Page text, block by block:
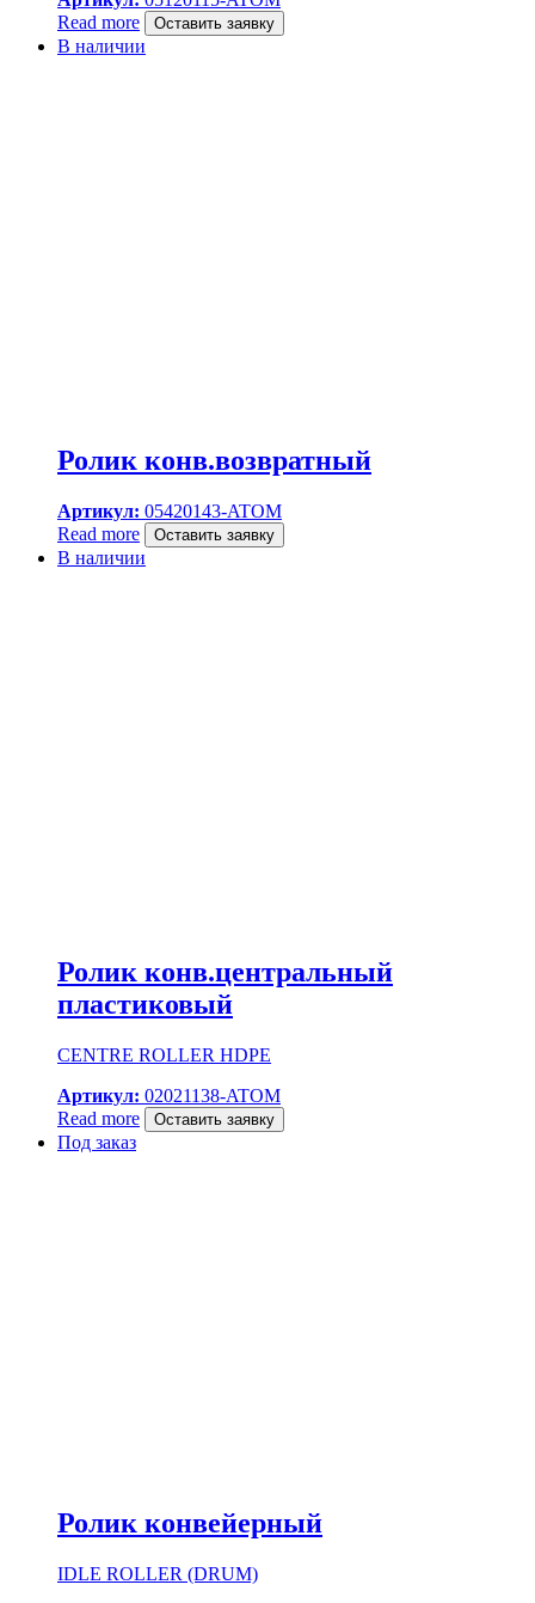
Read more
Оставить заявку
В наличии
Ролик конв.возвратный
Артикул: 05420143-ATOM
Read more
Оставить заявку
В наличии
Ролик конв.центральный
пластиковый
CENTRE ROLLER HDPE
Артикул: 02021138-ATOM
Read more
Оставить заявку
Под заказ
Ролик конвейерный
IDLE ROLLER (DRUM)